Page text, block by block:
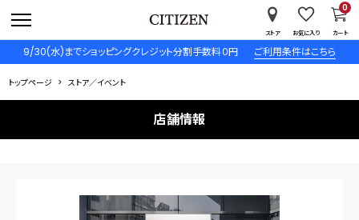
9/30(水)までショッピングクレジット分割手数料０円 ご利用条件はこちら
ストア お気に入り カート
0
トップページ ストア／イベント
店舗情報